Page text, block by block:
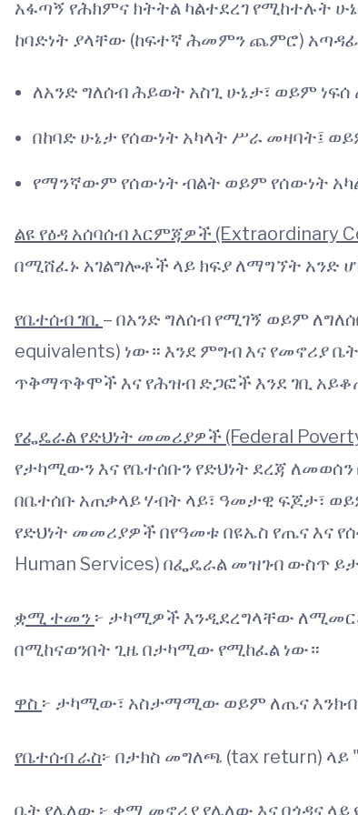
አፋጣኝ የሕክምና ክትትል ካልተደረገ የሚከተሉት
ከባድነት ያላቸው (ከፍተኛ ሕመምን ጨምሮ)
ለአንድ ግለሰብ ሕይወት አስጊ ሁኔታ፣ ወይም
በከባድ ሁኔታ የሰውነት አካላት ሥራ መዛባት፤
የማንኛውም የሰውነት ብልት ወይም የሰውነት
ልዩ የዕዳ አሰባሰብ እርምጃዎች (Extraordinary
በሚሸፈኑ አገልግሎቶች ላይ ክፍያ ለማግኘት አንድ
የቤተሰብ ገቢ – በአንድ ግለሰብ የሚገኝ ወይም
equivalents) ነው። እንደ ምግብ እና የመኖሪያ
ጥቅማጥቅሞች እና የሕዝብ ድጋፎች እንደ ገቢ
የፌዴራል የድህነት መመሪያዎች (Federal
የታካሚውን እና የቤተሰቡን የድህነት ደረጃ
በቤተሰቡ አጠቃላይ ሃብት ላይ፣ ዓመታዊ ፍጆታ፣
የድህነት መመሪያዎች በየዓመቱ በዩኤስ የጤና እና
Human Services) በፌዴራል መዝገብ ውስጥ
ቋሚ ተመን ፦ ታካሚዎች እንዲደረግላቸው
በሚከናወንበት ጊዜ በታካሚው የሚከፈል ነው።
ዋስ ፦ ታካሚው፣ አስታማሚው ወይም ለጤና
የቤተሰብ ራስ፦ በታክስ መግለጫ (tax return)
ቤት የሌለው ፦ ቋሚ መኖሪያ የሌለው እና በጎዳና